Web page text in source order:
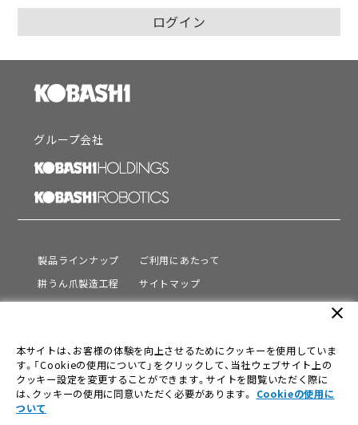
グループ会社
製品ラインナップ
耕うん爪製造工程
サポート
会社情報
採用情報
ニュース
ご利用にあたって
サイトマップ
プライバシーポリシー
本サイトは、お客様の体験を向上させるためにクッキーを使用していま
す。「Cookieの使用について」をクリックして、当社ウェブサイト上の
クッキー設定を変更することができます。サイトを閲覧いただく際に
は、クッキーの使用に同意いただく必要があります。 Cookieの使用に
ついて
close